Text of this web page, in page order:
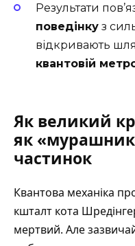
Результати
поведінку з
відкривають
квантовій
Як великий
як
частинок
Квантова механіка
кшталт кота
мертвий. Але